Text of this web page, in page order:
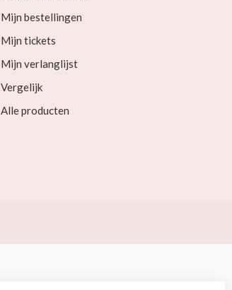
Mijn bestellingen
Mijn tickets
Mijn verlanglijst
Vergelijk
Alle producten